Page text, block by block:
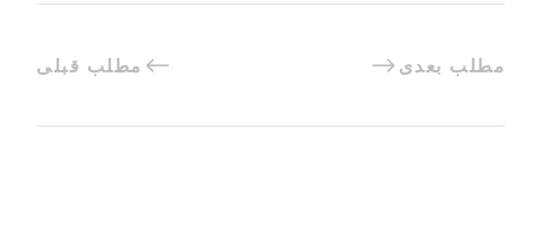
مطلب قبلی مطلب بعدی